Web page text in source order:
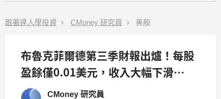
跟著達人學投資 CMoney 研究員 美股
布魯克菲爾德第三季財報出爐！每股
盈餘僅0.01美元，收入大幅下滑
15.6%CMoney 研究員